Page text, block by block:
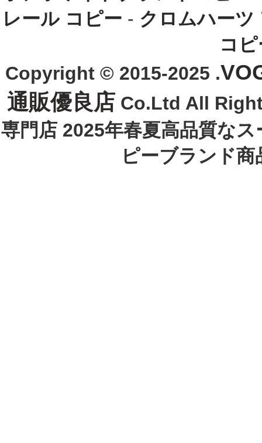
レール コピー - クロムハーツ
コ
Copyright © 2015-2025 .
通販優良店 Co.Ltd All
専門店 2025年春夏高品質な
ピーブランド